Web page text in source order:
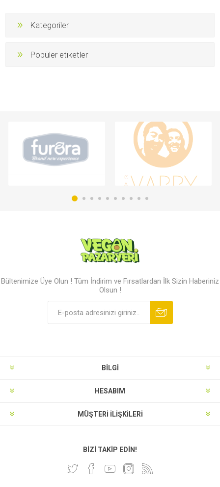
Kategoriler
Popüler etiketler
Bültenimize Üye Olun ! Tüm İndirim ve Fırsatlardan İlk Sizin Haberiniz
Olsun !
BILGI
HESABIM
MÜŞTERI İLIŞKILERI
BIZI TAKIP EDIN!